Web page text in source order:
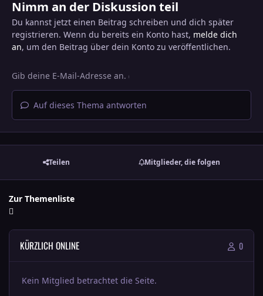
Nimm an der Diskussion teil
Du kannst jetzt einen Beitrag schreiben und dich später
registrieren. Wenn du bereits ein Konto hast, melde dich
an, um den Beitrag über dein Konto zu veröffentlichen.
Auf dieses Thema antworten
Teilen Mitglieder, die folgen
Zur Themenliste
KÜRZLICH ONLINE 0
Kein Mitglied betrachtet die Seite.